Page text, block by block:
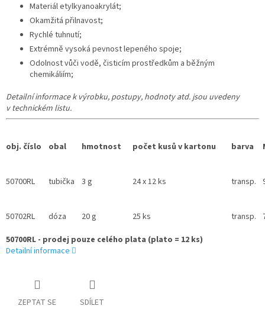
Materiál etylkyanoakrylát;
Okamžitá přilnavost;
Rychlé tuhnutí;
Extrémně vysoká pevnost lepeného spoje;
Odolnost vůči vodě, čisticím prostředkům a běžným
chemikáliím;
Detailní informace k výrobku, postupy, hodnoty atd. jsou uvedeny
v technickém listu.
obj. číslo obal hmotnost počet kusů v kartonu barva
50700RL tubička 3 g 24 x 12 ks transp.
50702RL dóza 20 g 25 ks transp.
50700RL - prodej pouze celého plata (plato = 12 ks)
Detailní informace
ZEPTAT SE SDÍLET